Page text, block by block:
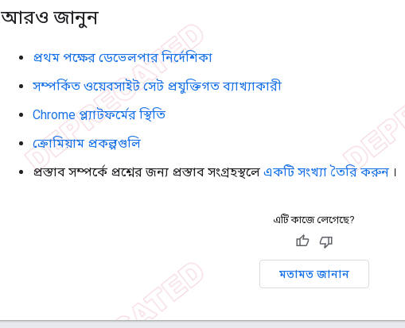
আরও জানুন
প্রথম পক্ষের ডেভেলপার নির্দেশিকা
সম্পর্কিত ওয়েবসাইট সেট প্রযুক্তিগত ব্যাখ্যাকারী
Chrome প্ল্যাটফর্মের স্থিতি
ক্রোমিয়াম প্রকল্পগুলি
প্রস্তাব সম্পর্কে প্রশ্নের জন্য প্রস্তাব সংগ্রহস্থলে একটি সংখ্যা তৈরি করুন ।
এটি কাজে লেগেছে?
মতামত জানান